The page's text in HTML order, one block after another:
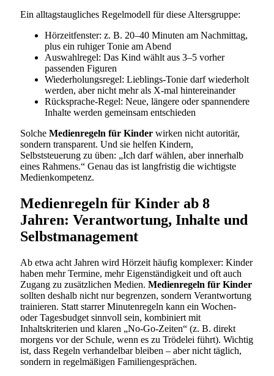
Ein alltagstaugliches Regelmodell für diese Altersgruppe:
Hörzeitfenster: z. B. 20–40 Minuten am Nachmittag,
plus ein ruhiger Tonie am Abend
Auswahlregel: Das Kind wählt aus 3–5 vorher
passenden Figuren
Wiederholungsregel: Lieblings-Tonie darf wiederholt
werden, aber nicht mehr als X-mal hintereinander
Rücksprache-Regel: Neue, längere oder spannendere
Inhalte werden gemeinsam entschieden
Solche Medienregeln für Kinder wirken nicht autoritär,
sondern transparent. Und sie helfen Kindern,
Selbststeuerung zu üben: „Ich darf wählen, aber innerhalb
eines Rahmens.“ Genau das ist langfristig die wichtigste
Medienkompetenz.
Medienregeln für Kinder ab 8
Jahren: Verantwortung, Inhalte und
Selbstmanagement
Ab etwa acht Jahren wird Hörzeit häufig komplexer: Kinder
haben mehr Termine, mehr Eigenständigkeit und oft auch
Zugang zu zusätzlichen Medien. Medienregeln für Kinder
sollten deshalb nicht nur begrenzen, sondern Verantwortung
trainieren. Statt starrer Minutenregeln kann ein Wochen-
oder Tagesbudget sinnvoll sein, kombiniert mit
Inhaltskriterien und klaren „No-Go-Zeiten“ (z. B. direkt
morgens vor der Schule, wenn es zu Trödelei führt). Wichtig
ist, dass Regeln verhandelbar bleiben – aber nicht täglich,
sondern in regelmäßigen Familiengesprächen.